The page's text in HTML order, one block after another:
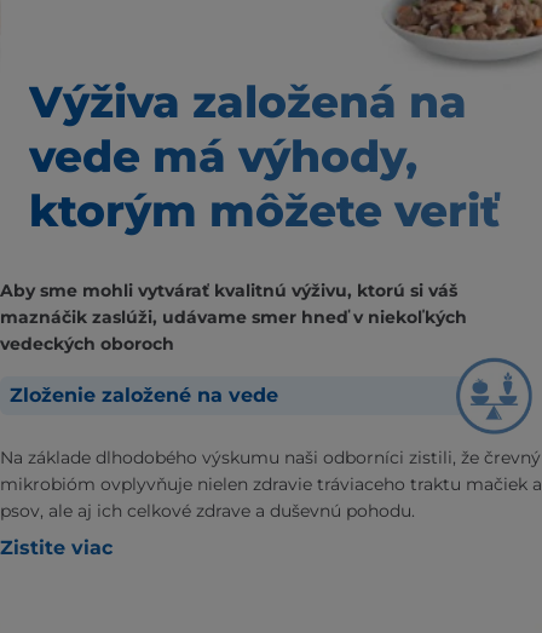
Výživa založená na
vede má výhody,
ktorým môžete veriť
Aby sme mohli vytvárať kvalitnú výživu, ktorú si váš
maznáčik zaslúži, udávame smer hneď v niekoľkých
vedeckých oboroch
Zloženie založené na vede
Na základe dlhodobého výskumu naši odborníci zistili, že črevný
mikrobióm ovplyvňuje nielen zdravie tráviaceho traktu mačiek a
psov, ale aj ich celkové zdrave a duševnú pohodu.
Zistite viac